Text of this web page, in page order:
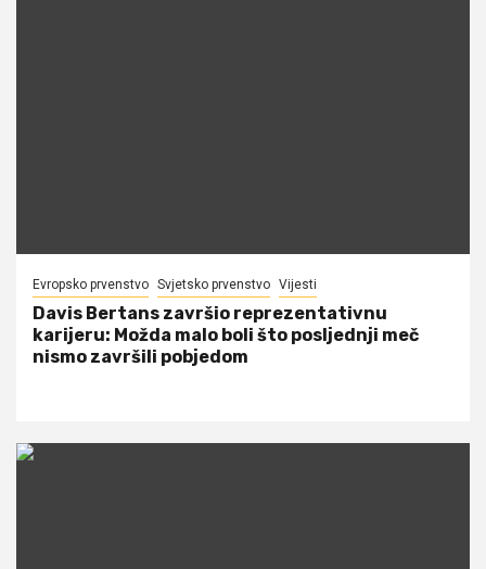
Evropsko prvenstvo Svjetsko prvenstvo Vijesti
Davis Bertans završio reprezentativnu
karijeru: Možda malo boli što posljednji meč
nismo završili pobjedom